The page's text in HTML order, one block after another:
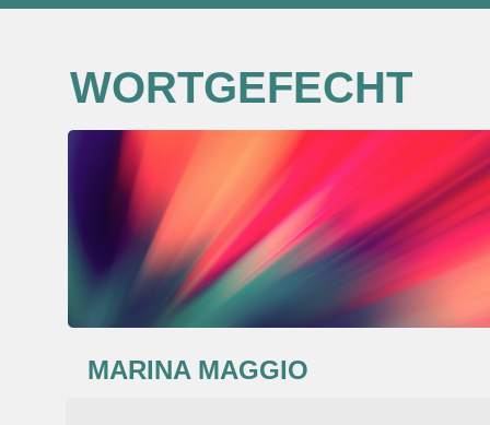
WORTGEFECHT
MARINA MAGGIO